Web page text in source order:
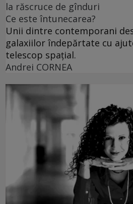
la răscruce de gînduri
Ce este întunecarea?
Unii dintre contemporani
galaxiilor îndepărtate cu
telescop spațial.
Andrei CORNEA